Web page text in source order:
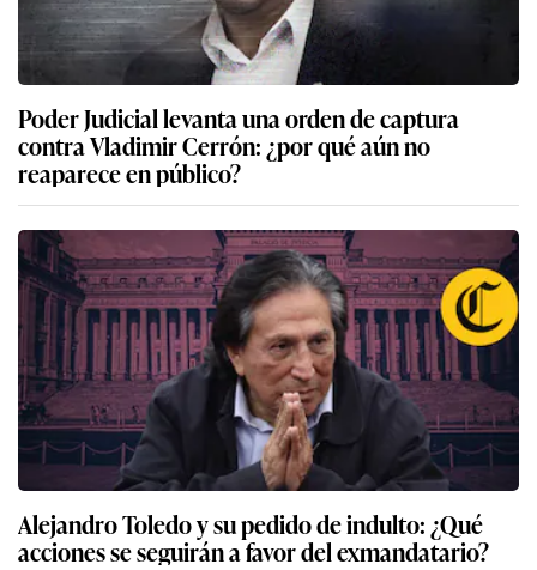
Poder Judicial levanta una orden de captura
contra Vladimir Cerrón: ¿por qué aún no
reaparece en público?
Alejandro Toledo y su pedido de indulto: ¿Qué
acciones se seguirán a favor del exmandatario?